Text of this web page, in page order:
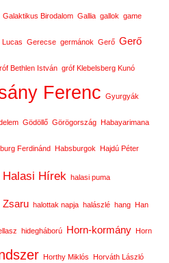
Galaktikus Birodalom Gallia gallok game
Lucas Gerecse germánok Gerő Gerő
Bethlen István gróf Klebelsberg Kunó
Ferenc Gyurgyák
Gödöllő Görögország Habayarimana
Ferdinánd Habsburgok Hajdú Péter
Halasi Hírek halasi puma
Zsaru halottak napja halászlé hang Han
hidegháború Horn-kormány Horn
Horthy Miklós Horváth László